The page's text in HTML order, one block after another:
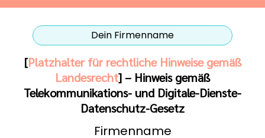
Dein Firmenname
[Platzhalter für rechtliche Hinweise gemäß
Landesrecht] – Hinweis gemäß
Telekommunikations- und Digitale-Dienste-
Datenschutz-Gesetz
Firmenname